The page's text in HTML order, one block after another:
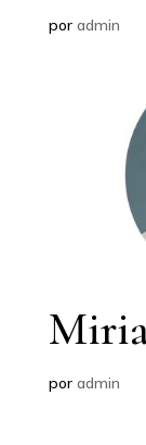
por admin
por admin